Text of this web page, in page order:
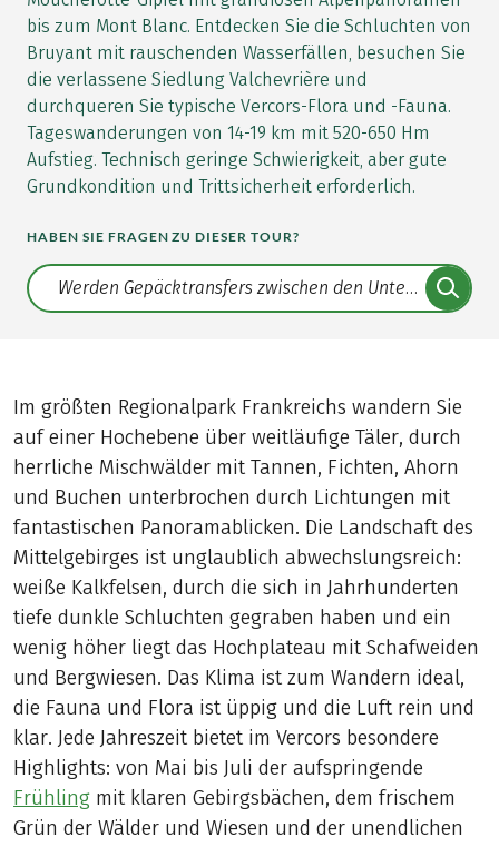
bis zum Mont Blanc. Entdecken Sie die Schluchten von
Bruyant mit rauschenden Wasserfällen, besuchen Sie
die verlassene Siedlung Valchevrière und
durchqueren Sie typische Vercors-Flora und -Fauna.
Tageswanderungen von 14-19 km mit 520-650 Hm
Aufstieg. Technisch geringe Schwierigkeit, aber gute
Grundkondition und Trittsicherheit erforderlich.
HABEN SIE FRAGEN ZU DIESER TOUR?
Translate: a11y.faq.search
Im größten Regionalpark Frankreichs wandern Sie
auf einer Hochebene über weitläufige Täler, durch
herrliche Mischwälder mit Tannen, Fichten, Ahorn
und Buchen unterbrochen durch Lichtungen mit
fantastischen Panoramablicken. Die Landschaft des
Mittelgebirges ist unglaublich abwechslungsreich:
weiße Kalkfelsen, durch die sich in Jahrhunderten
tiefe dunkle Schluchten gegraben haben und ein
wenig höher liegt das Hochplateau mit Schafweiden
und Bergwiesen. Das Klima ist zum Wandern ideal,
die Fauna und Flora ist üppig und die Luft rein und
klar. Jede Jahreszeit bietet im Vercors besondere
Highlights: von Mai bis Juli der aufspringende
Frühling mit klaren Gebirgsbächen, dem frischem
Grün der Wälder und Wiesen und der unendlichen